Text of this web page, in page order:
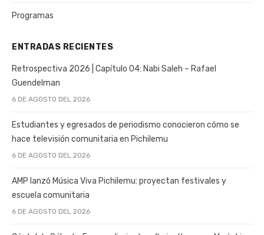
Programas
ENTRADAS RECIENTES
Retrospectiva 2026 | Capítulo 04: Nabi Saleh – Rafael
Guendelman
6 DE AGOSTO DEL 2026
Estudiantes y egresados de periodismo conocieron cómo se
hace televisión comunitaria en Pichilemu
6 DE AGOSTO DEL 2026
AMP lanzó Música Viva Pichilemu: proyectan festivales y
escuela comunitaria
6 DE AGOSTO DEL 2026